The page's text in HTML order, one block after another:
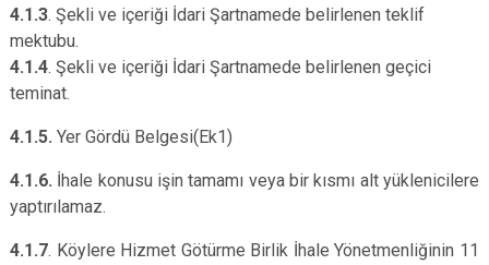
4.1.3. Şekli ve içeriği İdari Şartnamede belirlenen teklif
mektubu.
4.1.4. Şekli ve içeriği İdari Şartnamede belirlenen geçici
teminat.
4.1.5. Yer Gördü Belgesi(Ek1)
4.1.6. İhale konusu işin tamamı veya bir kısmı alt yüklenicilere
yaptırılamaz.
4.1.7. Köylere Hizmet Götürme Birlik İhale Yönetmenliğinin 11